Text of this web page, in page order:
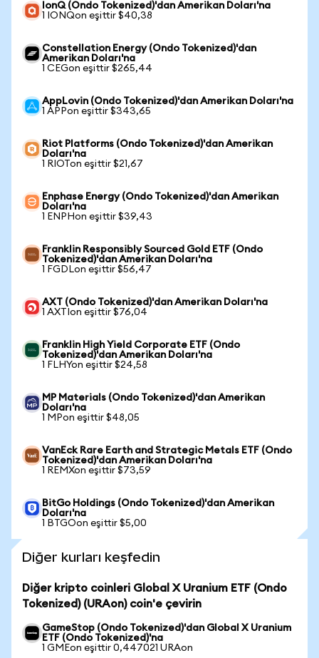
IonQ (Ondo Tokenized)'dan Amerikan Doları'na
1 IONQon eşittir $40,38
Constellation Energy (Ondo Tokenized)'dan
Amerikan Doları'na
1 CEGon eşittir $265,44
AppLovin (Ondo Tokenized)'dan Amerikan Doları'na
1 APPon eşittir $343,65
Riot Platforms (Ondo Tokenized)'dan Amerikan
Doları'na
1 RIOTon eşittir $21,67
Enphase Energy (Ondo Tokenized)'dan Amerikan
Doları'na
1 ENPHon eşittir $39,43
Franklin Responsibly Sourced Gold ETF (Ondo
Tokenized)'dan Amerikan Doları'na
1 FGDLon eşittir $56,47
AXT (Ondo Tokenized)'dan Amerikan Doları'na
1 AXTIon eşittir $76,04
Franklin High Yield Corporate ETF (Ondo
Tokenized)'dan Amerikan Doları'na
1 FLHYon eşittir $24,58
MP Materials (Ondo Tokenized)'dan Amerikan
Doları'na
1 MPon eşittir $48,05
VanEck Rare Earth and Strategic Metals ETF (Ondo
Tokenized)'dan Amerikan Doları'na
1 REMXon eşittir $73,59
BitGo Holdings (Ondo Tokenized)'dan Amerikan
Doları'na
1 BTGOon eşittir $5,00
Diğer kurları keşfedin
Diğer kripto coinleri Global X Uranium ETF (Ondo
Tokenized) (URAon) coin'e çevirin
GameStop (Ondo Tokenized)'dan Global X Uranium
ETF (Ondo Tokenized)'na
1 GMEon eşittir 0,447021 URAon